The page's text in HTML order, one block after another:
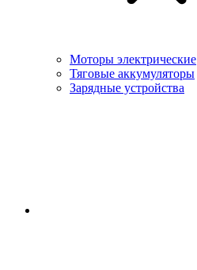
Моторы электрические
Тяговые аккумуляторы
Зарядные устройства